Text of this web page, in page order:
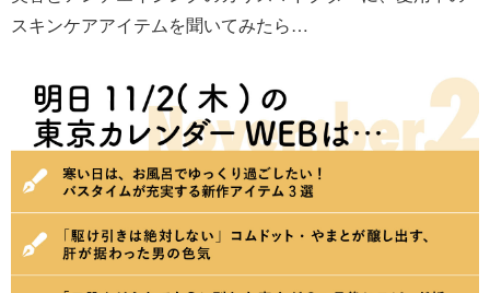
スキンケアアイテムを聞いてみたら…